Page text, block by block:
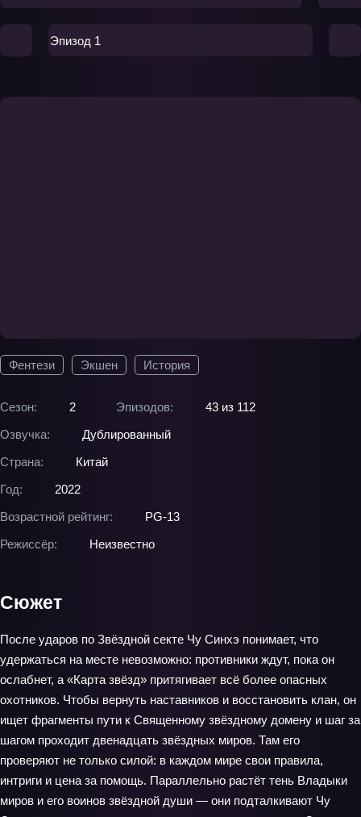
Фентези Экшен История
Сезон: 2 Эпизодов:
43 из 112
Озвучка:
Дублированный
Страна:
Китай
Год:
2022
Возрастной рейтинг:
PG-13
Режиссёр:
Неизвестно
Эпизод 1
Сюжет
После ударов по Звёздной секте Чу Синхэ понимает, что
удержаться на месте невозможно: противники ждут, пока он
ослабнет, а «Карта звёзд» притягивает всё более опасных
охотников. Чтобы вернуть наставников и восстановить клан, он
ищет фрагменты пути к Священному звёздному домену и шаг за
шагом проходит двенадцать звёздных миров. Там его
проверяют не только силой: в каждом мире свои правила,
интриги и цена за помощь. Параллельно растёт тень Владыки
миров и его воинов звёздной души — они подталкивают Чу